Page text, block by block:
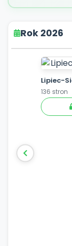
Rok 2026
Lipiec-
136 stron